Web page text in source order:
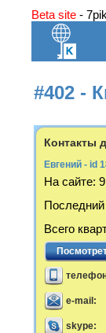
Beta site -
#402 -
Контакты
Евгений - id
На сайте:
Последний
Всего
e-mail:
skype: